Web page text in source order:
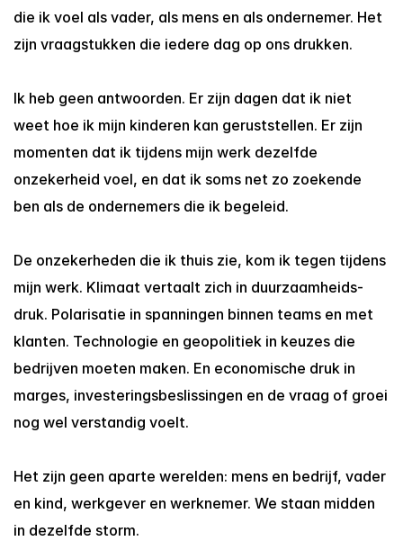
die ik voel als vader, als mens en als ondernemer. Het
zijn vraagstukken die iedere dag op ons drukken.
Ik heb geen antwoorden. Er zijn dagen dat ik niet
weet hoe ik mijn kinderen kan geruststellen. Er zijn
momenten dat ik tijdens mijn werk dezelfde
onzekerheid voel, en dat ik soms net zo zoekende
ben als de ondernemers die ik begeleid.
De onzekerheden die ik thuis zie, kom ik tegen tijdens
mijn werk. Klimaat vertaalt zich in duurzaamheids-
druk. Polarisatie in spanningen binnen teams en met
klanten. Technologie en geopolitiek in keuzes die
bedrijven moeten maken. En economische druk in
marges, investeringsbeslissingen en de vraag of groei
nog wel verstandig voelt.
Het zijn geen aparte werelden: mens en bedrijf, vader
en kind, werkgever en werknemer. We staan midden
in dezelfde storm.